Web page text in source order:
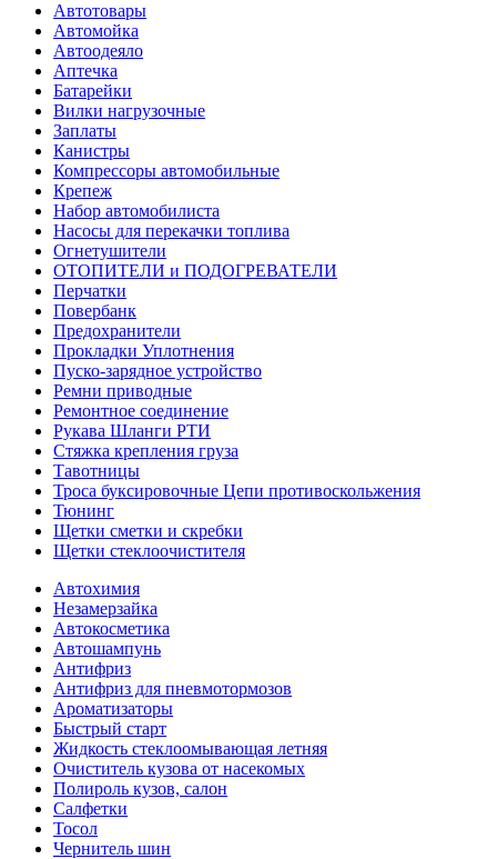
Автотовары
Автомойка
Автоодеяло
Аптечка
Батарейки
Вилки нагрузочные
Заплаты
Канистры
Компрессоры автомобильные
Крепеж
Набор автомобилиста
Насосы для перекачки топлива
Огнетушители
ОТОПИТЕЛИ и ПОДОГРЕВАТЕЛИ
Перчатки
Повербанк
Предохранители
Прокладки Уплотнения
Пуско-зарядное устройство
Ремни приводные
Ремонтное соединение
Рукава Шланги РТИ
Стяжка крепления груза
Тавотницы
Троса буксировочные Цепи противоскольжения
Тюнинг
Щетки сметки и скребки
Щетки стеклоочистителя
Автохимия
Незамерзайка
Автокосметика
Автошампунь
Антифриз
Антифриз для пневмотормозов
Ароматизаторы
Быстрый старт
Жидкость стеклоомывающая летняя
Очиститель кузова от насекомых
Полироль кузов, салон
Салфетки
Тосол
Чернитель шин